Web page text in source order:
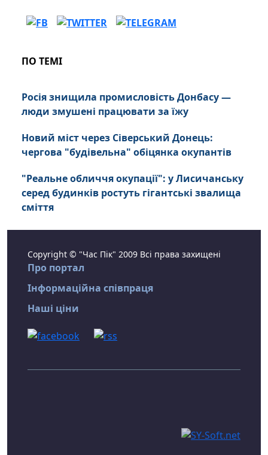
ПО ТЕМІ
Росія знищила промисловість Донбасу —
люди змушені працювати за їжу
Новий міст через Сіверський Донець:
чергова "будівельна" обіцянка окупантів
"Реальне обличчя окупації": у Лисичанську
серед будинків ростуть гігантські звалища
сміття
Copyright © "Час Пік" 2009 Всі права захищені
Про портал
Інформаційна співпраця
Наші ціни